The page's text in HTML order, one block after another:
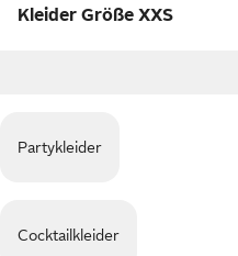
Kleider Größe XXS
Partykleider
Cocktailkleider